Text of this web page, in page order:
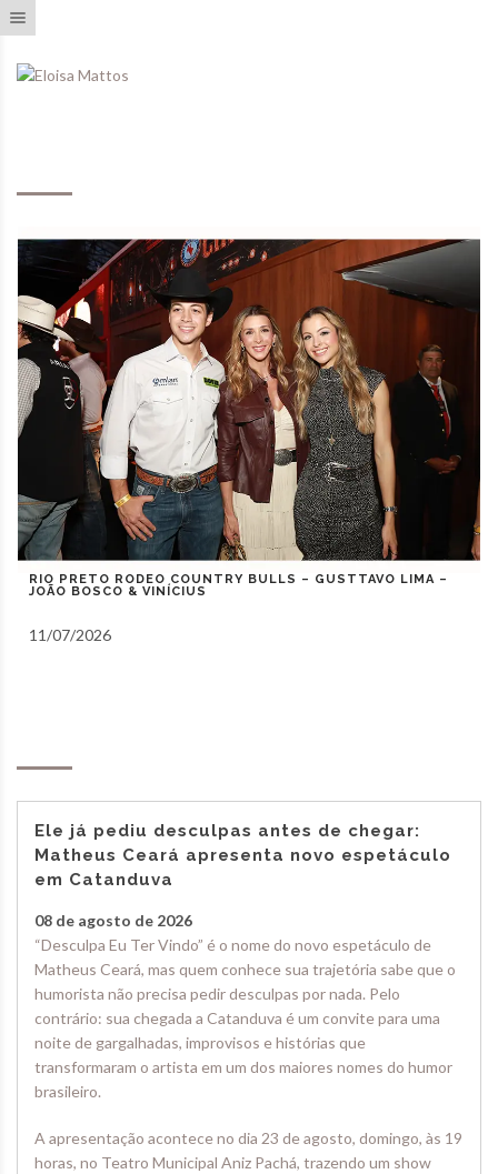
RIO PRETO COUNTRY BULLS – ZEZÉ DI CAMARGO,
GUSTAVO MIOTO E NATANZINHO LIMA
10/07/2026
Ele já pediu desculpas antes de chegar:
Matheus Ceará apresenta novo espetáculo
em Catanduva
08 de agosto de 2026
“Desculpa Eu Ter Vindo” é o nome do novo espetáculo de
Matheus Ceará, mas quem conhece sua trajetória sabe que o
humorista não precisa pedir desculpas por nada. Pelo
contrário: sua chegada a Catanduva é um convite para uma
noite de gargalhadas, improvisos e histórias que
transformaram o artista em um dos maiores nomes do humor
brasileiro.
A apresentação acontece no dia 23 de agosto, domingo, às 19
horas, no Teatro Municipal Aniz Pachá, trazendo um show